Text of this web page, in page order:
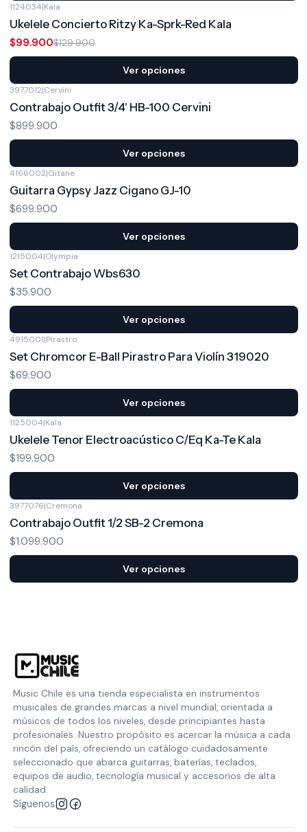
1124034|Kala
Ukelele Concierto Ritzy Ka-Sprk-Red Kala
$99.900$129.900
Ver opciones
3977012|Cervini
Contrabajo Outfit 3/4' HB-100 Cervini
$899.900
Ver opciones
4166002|Gitane
Guitarra Gypsy Jazz Cigano GJ-10
$699.900
Ver opciones
1215004|Olympia
Set Contrabajo Wbs630
$35.900
Ver opciones
4915001|Pirastro
Set Chromcor E-Ball Pirastro Para Violín 319020
$69.900
Ver opciones
1125004|Kala
Ukelele Tenor Electroacústico C/Eq Ka-Te Kala
$199.900
Ver opciones
3977076|Cremona
Contrabajo Outfit 1/2 SB-2 Cremona
$1.099.900
Ver opciones
Music Chile es una tienda especialista en instrumentos
musicales de grandes marcas a nivel mundial, orientada a
músicos de todos los niveles, desde principiantes hasta
profesionales. Nuestro propósito es acercar la música a cada
rincón del país, ofreciendo un catálogo cuidadosamente
seleccionado que abarca guitarras, baterías, teclados,
equipos de audio, tecnología musical y accesorios de alta
calidad.
Síguenos